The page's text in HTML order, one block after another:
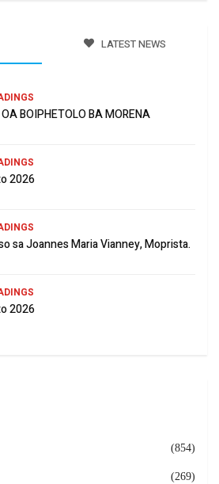
LATEST NEWS
BOIPHETOLO BA MORENA
2026
sa Joannes Maria Vianney, Moprista.
2026
(854)
(269)